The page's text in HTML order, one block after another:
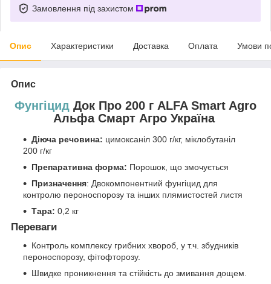
Замовлення під захистом
Опис Характеристики Доставка Оплата Умови
Опис
Фунгіцид Док Про 200 г ALFA Smart Agro
Альфа Смарт Агро Україна
Діюча речовина: цимоксаніл 300 г/кг, міклобутаніл
200 г/кг
Препаративна форма: Порошок, що змочується
Призначення: Двокомпонентний фунгіцид для
контролю пероноспорозу та інших плямистостей листя
Тара: 0,2 кг
Переваги
Контроль комплексу грибних хвороб, у т.ч. збудників
пероноспорозу, фітофторозу.
Швидке проникнення та стійкість до змивання дощем.